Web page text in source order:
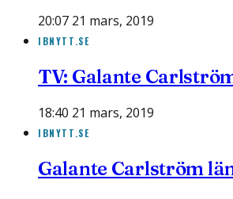
20:07 21 mars, 2019
IBNYTT.SE
TV: Galante
18:40 21 mars, 2019
IBNYTT.SE
Galante Carlström